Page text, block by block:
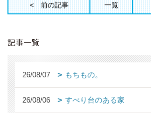
前の記事 一覧
記事一覧
26/08/07 もちもの。
26/08/06 すべり台のある家